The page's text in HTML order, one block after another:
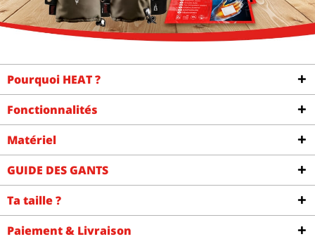
Pourquoi HEAT ?
Fonctionnalités
Matériel
GUIDE DES GANTS
Ta taille ?
Paiement & Livraison